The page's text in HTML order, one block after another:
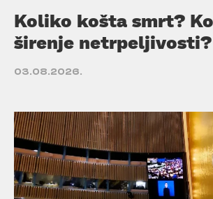
Koliko košta smrt?
širenje netrpeljivosti?
03.08.2026.